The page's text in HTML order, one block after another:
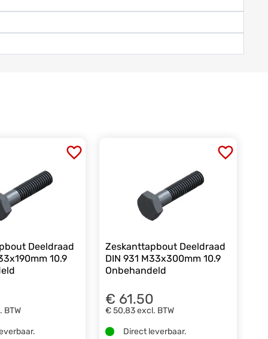
Deeldraad
10.9
BTW
Zeskanttapbout Deeldraad
DIN 931 M33x300mm 10.9
Onbehandeld
€ 61.50
€ 50,83excl. BTW
Direct leverbaar.